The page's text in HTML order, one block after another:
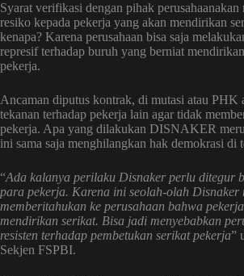
Syarat verifikasi dengan pihak perusahaanakan
resiko kepada pekerja yang akan mendirikan
kenapa? Karena perusahaan bisa saja
represif terhadap buruh yang berniat
pekerja.
Ancaman diputus kontrak, di mutasi atau PHK
tekanan terhadap pekerja lain agar tidak
pekerja. Apa yang dilakukan DISNAKER
ini sama saja menghilangkan hak demokrasi di
“Ada kalanya perilaku Disnaker perlu ditegur
para pekerja. Karena ini seolah-olah Disnaker
memberitahukan ke perusahaan bahwa
mendirikan serikat. Bisa jadi menyebabkan
resisten terhadap pembetukan serikat pekerja”
Sekjen FSPBI.